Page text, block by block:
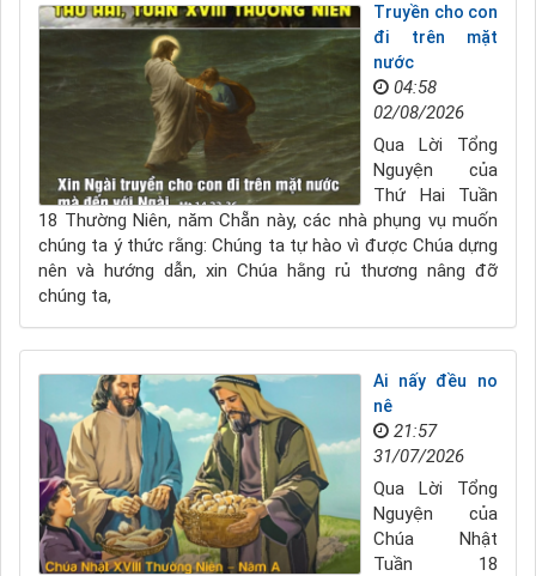
Truyền cho con
đi trên mặt
nước
04:58
02/08/2026
Qua Lời Tổng
Nguyện của
Thứ Hai Tuần
18 Thường Niên, năm Chẵn này, các nhà phụng vụ muốn
chúng ta ý thức rằng: Chúng ta tự hào vì được Chúa dựng
nên và hướng dẫn, xin Chúa hằng rủ thương nâng đỡ
chúng ta,
Ai nấy đều no
nê
21:57
31/07/2026
Qua Lời Tổng
Nguyện của
Chúa Nhật
Tuần 18